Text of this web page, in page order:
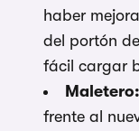
haber
del portón
fácil cargar
Maletero:
frente al